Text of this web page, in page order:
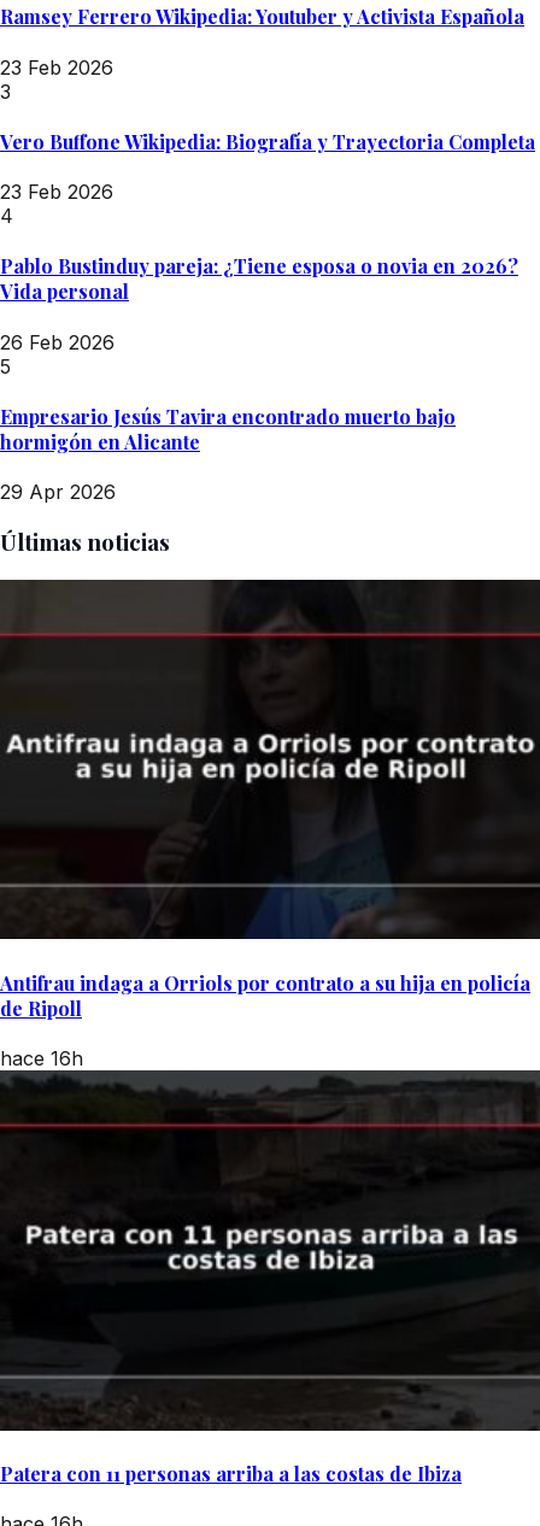
Ramsey Ferrero Wikipedia: Youtuber y Activista Española
23 Feb 2026
3
Vero Buffone Wikipedia: Biografía y Trayectoria Completa
23 Feb 2026
4
Pablo Bustinduy pareja: ¿Tiene esposa o novia en 2026?
Vida personal
26 Feb 2026
5
Empresario Jesús Tavira encontrado muerto bajo
hormigón en Alicante
29 Apr 2026
Últimas noticias
Antifrau indaga a Orriols por contrato a su hija en policía
de Ripoll
hace 16h
Patera con 11 personas arriba a las costas de Ibiza